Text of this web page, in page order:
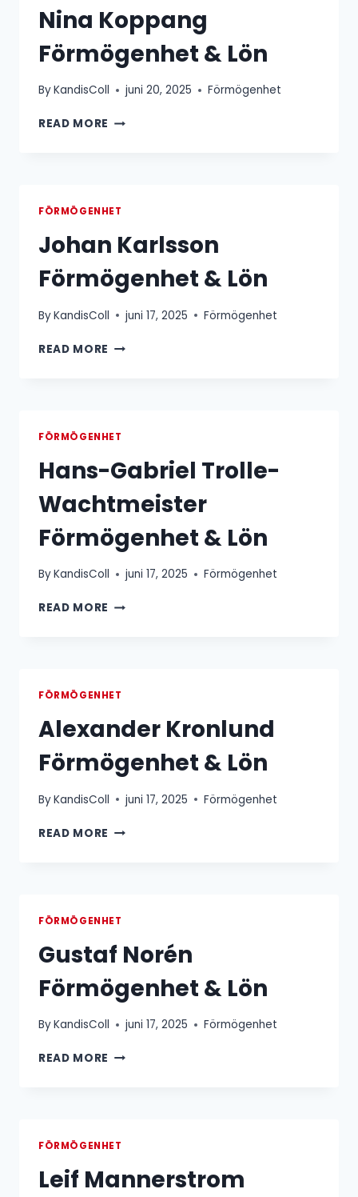
Nina Koppang
Förmögenhet & Lön
ByKandisColl juni 20, 2025 Förmögenhet
READ MORE NINA
FÖRMÖGENHET
Johan Karlsson
Förmögenhet & Lön
ByKandisColl juni 17, 2025 Förmögenhet
READ MORE JOHAN
FÖRMÖGENHET
Hans-Gabriel Trolle-
Wachtmeister
Förmögenhet & Lön
ByKandisColl juni 17, 2025 Förmögenhet
READ MORE HANS-
&
FÖRMÖGENHET
Alexander Kronlund
Förmögenhet & Lön
ByKandisColl juni 17, 2025 Förmögenhet
READ MORE ALEXANDER
FÖRMÖGENHET
Gustaf Norén
Förmögenhet & Lön
ByKandisColl juni 17, 2025 Förmögenhet
READ MORE GUSTAF
FÖRMÖGENHET
Leif Mannerstrom